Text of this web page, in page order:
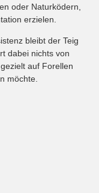
oder Naturködern,
erzielen.
bleibt der Teig
dabei nichts von
auf Forellen
möchte.